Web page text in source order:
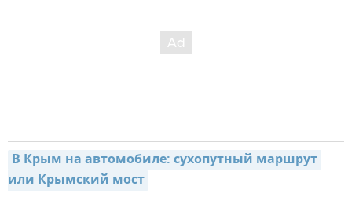
В Крым на автомобиле: сухопутный маршрут
или Крымский мост